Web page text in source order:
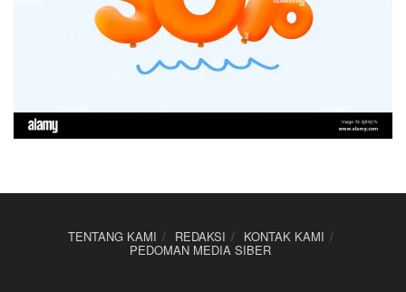
TENTANG KAMI REDAKSI KONTAK KAMI
PEDOMAN MEDIA SIBER